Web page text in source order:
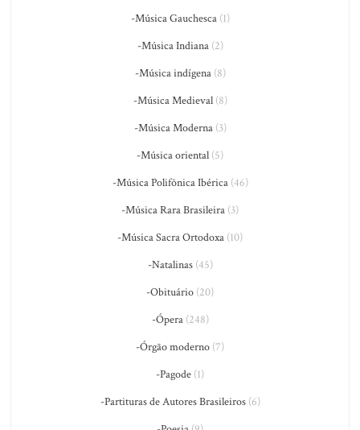
-Música Gauchesca(1)
-Música Indiana(2)
-Música indígena(8)
-Música Medieval(8)
-Música Moderna(3)
-Música oriental (5)
-Música Polifônica Ibérica(46)
-Música Rara Brasileira (3)
-Música Sacra Ortodoxa (10)
-Natalinas(45)
-Obituário (20)
-Ópera(248)
-Órgão moderno (7)
-Pagode (1)
-Partituras de Autores Brasileiros(6)